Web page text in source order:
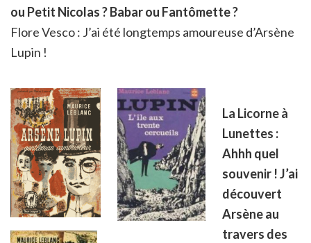
ou Petit Nicolas ? Babar ou Fantômette ?
Flore Vesco : J’ai été longtemps amoureuse d’Arsène
Lupin !
La Licorne à
Lunettes :
Ahhh quel
souvenir ! J’ai
découvert
Arsène au
travers des